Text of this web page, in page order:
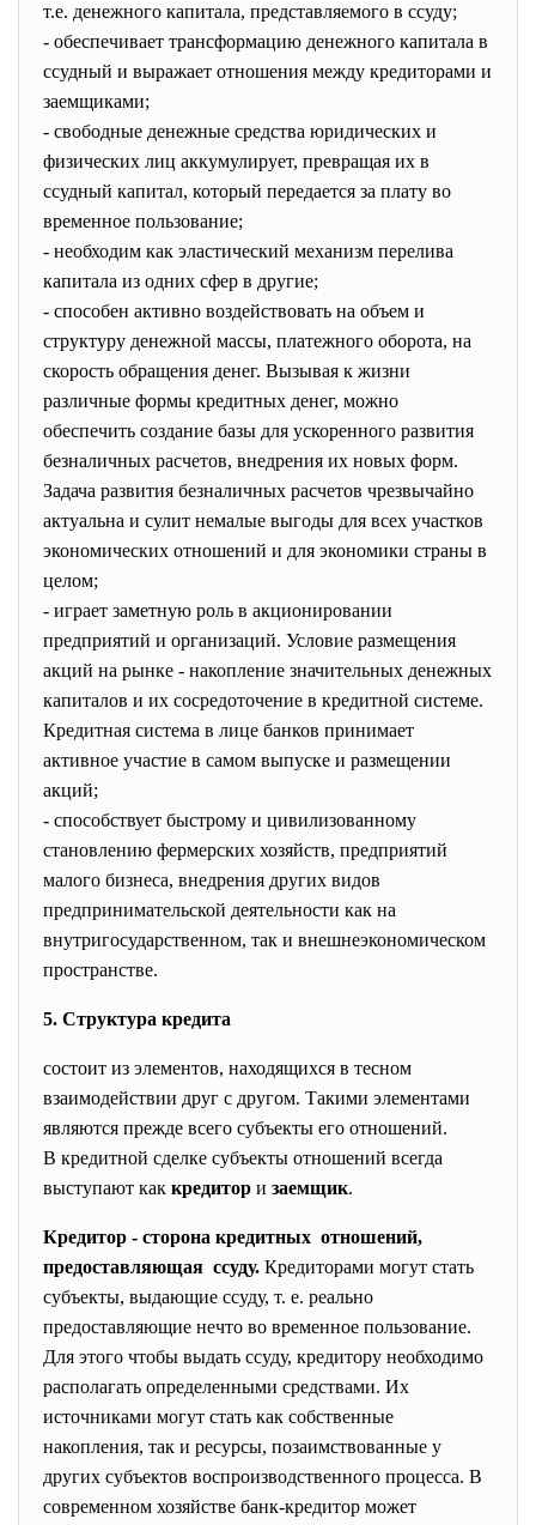
т.е. денежного капитала, представляемого в ссуду;
- обеспечивает трансформацию денежного капитала в
ссудный и выражает отношения между кредиторами и
заемщиками;
- свободные денежные средства юридических и
физических лиц аккумулирует, превращая их в
ссудный капитал, который передается за плату во
временное пользование;
- необходим как эластический механизм перелива
капитала из одних сфер в другие;
- способен активно воздействовать на объем и
структуру денежной массы, платежного оборота, на
скорость обращения денег. Вызывая к жизни
различные формы кредитных денег, можно
обеспечить создание базы для ускоренного развития
безналичных расчетов, внедрения их новых форм.
Задача развития безналичных расчетов чрезвычайно
актуальна и сулит немалые выгоды для всех участков
экономических отношений и для экономики страны в
целом;
- играет заметную роль в акционировании
предприятий и организаций. Условие размещения
акций на рынке - накопление значительных денежных
капиталов и их сосредоточение в кредитной системе.
Кредитная система в лице банков принимает
активное участие в самом выпуске и размещении
акций;
- способствует быстрому и цивилизованному
становлению фермерских хозяйств, предприятий
малого бизнеса, внедрения других видов
предпринимательской деятельности как на
внутригосударственном, так и внешнеэкономическом
пространстве.
5. Структура кредита
состоит из элементов, находящихся в тесном
взаимодействии друг с другом. Такими элементами
являются прежде всего субъекты его отношений.
В кредитной сделке субъекты отношений всегда
выступают как кредитор и заемщик.
Кредитор - сторона кредитных отношений,
предоставляющая ссуду. Кредиторами могут стать
субъекты, выдающие ссуду, т. е. реально
предоставляющие нечто во временное пользование.
Для этого чтобы выдать ссуду, кредитору необходимо
располагать определенными средствами. Их
источниками могут стать как собственные
накопления, так и ресурсы, позаимствованные у
других субъектов воспроизводственного процесса. В
современном хозяйстве банк-кредитор может